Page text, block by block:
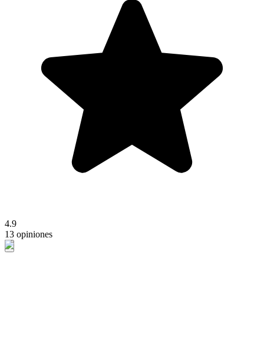
4.9
13 opiniones